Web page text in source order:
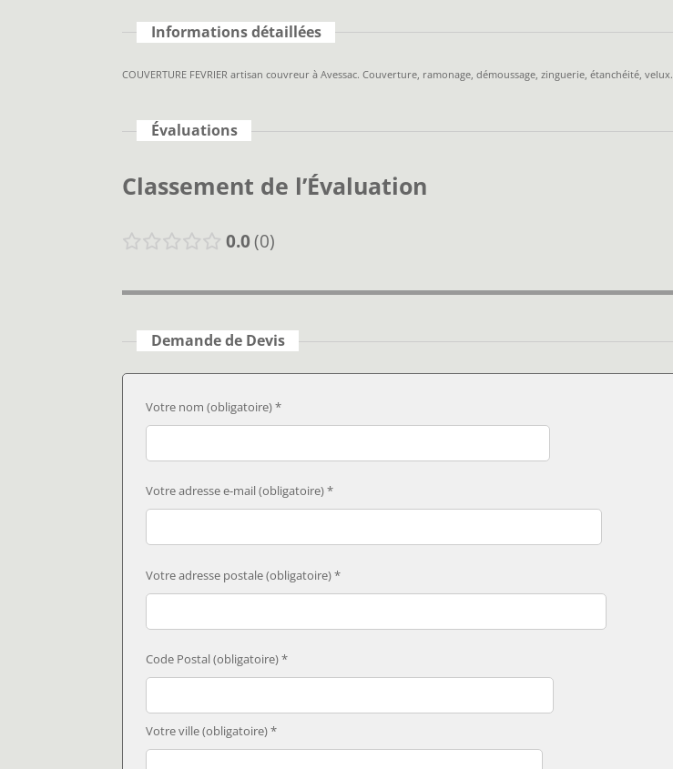
Informations détaillées
COUVERTURE FEVRIER artisan couvreur à Avessac. Couverture, ramonage, démoussage, zinguerie, étanchéité, velux.
Évaluations
Classement de l’Évaluation
0.0 0
Demande de Devis
Votre nom (obligatoire) *
Votre adresse e-mail (obligatoire) *
Votre adresse postale (obligatoire) *
Code Postal (obligatoire) *
Votre ville (obligatoire) *